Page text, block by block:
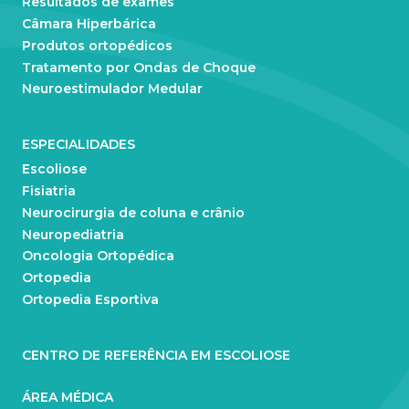
Câmara Hiperbárica
Produtos ortopédicos
Tratamento por Ondas de Choque
Neuroestimulador Medular
ESPECIALIDADES
Escoliose
Fisiatria
Neurocirurgia de coluna e crânio
Neuropediatria
Oncologia Ortopédica
Ortopedia
Ortopedia Esportiva
CENTRO DE REFERÊNCIA EM ESCOLIOSE
ÁREA MÉDICA